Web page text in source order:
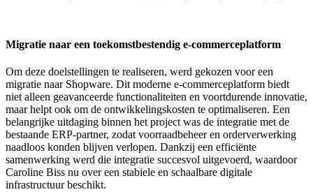
Migratie naar een toekomstbestendig e-commerceplatform
Om deze doelstellingen te realiseren, werd gekozen voor een
migratie naar Shopware. Dit moderne e-commerceplatform biedt
niet alleen geavanceerde functionaliteiten en voortdurende innovatie,
maar helpt ook om de ontwikkelingskosten te optimaliseren. Een
belangrijke uitdaging binnen het project was de integratie met de
bestaande ERP-partner, zodat voorraadbeheer en orderverwerking
naadloos konden blijven verlopen. Dankzij een efficiënte
samenwerking werd die integratie succesvol uitgevoerd, waardoor
Caroline Biss nu over een stabiele en schaalbare digitale
infrastructuur beschikt.